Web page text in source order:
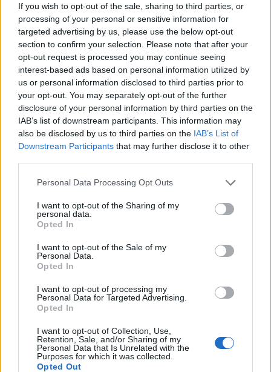
If you wish to opt-out of the sale, sharing to third parties, or
processing of your personal or sensitive information for
targeted advertising by us, please use the below opt-out
section to confirm your selection. Please note that after your
opt-out request is processed you may continue seeing
interest-based ads based on personal information utilized by
us or personal information disclosed to third parties prior to
your opt-out. You may separately opt-out of the further
disclosure of your personal information by third parties on the
IAB’s list of downstream participants. This information may
also be disclosed by us to third parties on the IAB’s List of
Downstream Participants that may further disclose it to other
Personal Data Processing Opt Outs
I want to opt-out of the Sharing of my
personal data.
Opted In
I want to opt-out of the Sale of my
Personal Data.
Opted In
I want to opt-out of processing my
Personal Data for Targeted Advertising.
Opted In
I want to opt-out of Collection, Use,
Retention, Sale, and/or Sharing of my
Personal Data that Is Unrelated with the
Purposes for which it was collected.
Opted Out
Χώρος Προβολής Μουσείο Πάνου & Ηλία
Ηλιόπουλου, Ζαχαριανών 11 Φιλιατρά. Ώρα
Έναρξης 21:30
Κατά την διάρκεια όλης της έκθεσης Agrovision
το Μουσείο Πάνου & Ηλία Ηλιόπουλου θα είναι
ανοιχτό στο κοινό από τις 18:00 - 21:00. Η
Είσοδος στο Μουσείο και στην προβολή του
ντοκιμαντέρ είναι ελεύθερη.
AGROVISION